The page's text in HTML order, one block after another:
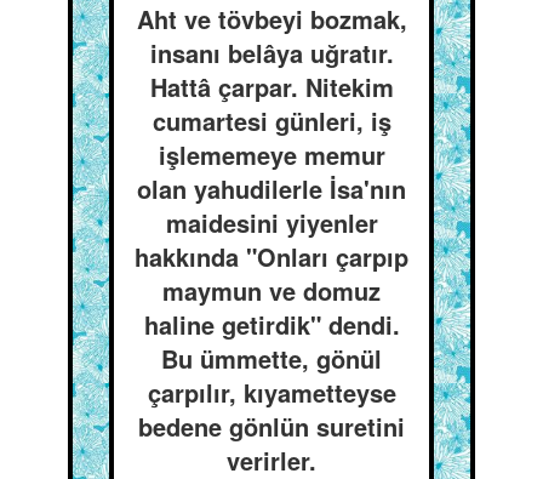
Aht ve tövbeyi bozmak,
insanı belâya uğratır.
Hattâ çarpar. Nitekim
cumartesi günleri, iş
işlememeye memur
olan yahudilerle İsa'nın
maidesini yiyenler
hakkında "Onları çarpıp
maymun ve domuz
haline getirdik" dendi.
Bu ümmette, gönül
çarpılır, kıyametteyse
bedene gönlün suretini
verirler.